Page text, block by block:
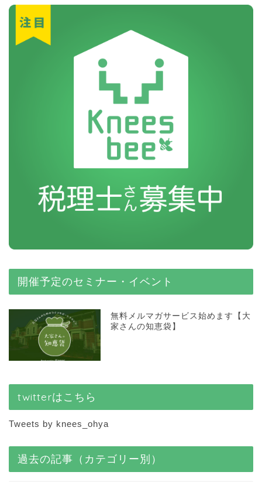
開催予定のセミナー・イベント
無料メルマガサービス始めます【大
家さんの知恵袋】
twitterはこちら
Tweets by knees_ohya
過去の記事（カテゴリー別）